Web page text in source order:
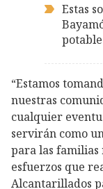
Estas
potable
“Estamos
nuestras
cualquier
servirán como
para las familias
esfuerzos que
Alcantarillados